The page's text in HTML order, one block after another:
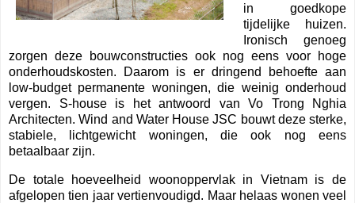
in goedkope
tijdelijke huizen.
Ironisch genoeg
zorgen deze bouwconstructies ook nog eens voor hoge
onderhoudskosten. Daarom is er dringend behoefte aan
low-budget permanente woningen, die weinig onderhoud
vergen. S-house is het antwoord van Vo Trong Nghia
Architecten. Wind and Water House JSC bouwt deze sterke,
stabiele, lichtgewicht woningen, die ook nog eens
betaalbaar zijn.
De totale hoeveelheid woonoppervlak in Vietnam is de
afgelopen tien jaar vertienvoudigd. Maar helaas wonen veel